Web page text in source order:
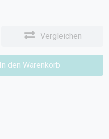
Vergleichen
In den Warenkorb